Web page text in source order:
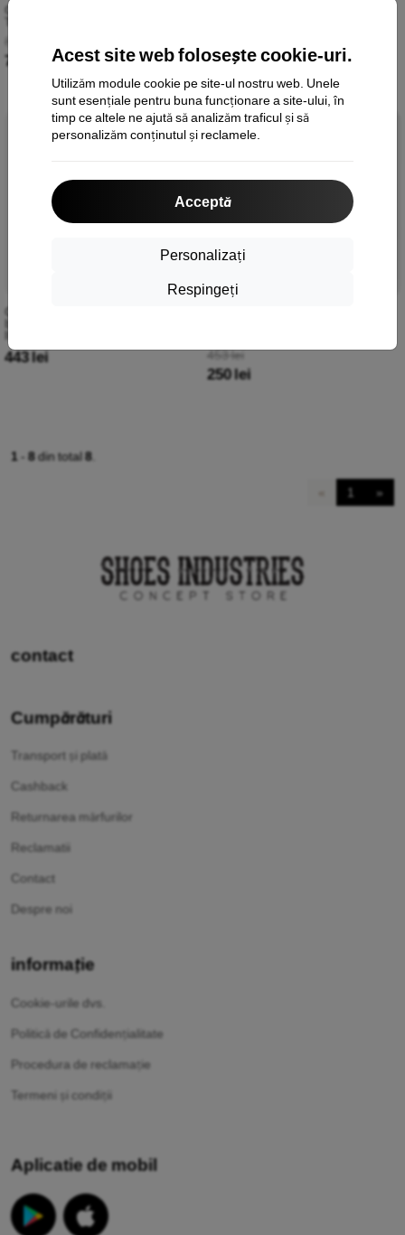
Acest site web folosește cookie-uri.
Utilizăm module cookie pe site-ul nostru web. Unele
sunt esențiale pentru buna funcționare a site-ului, în
timp ce altele ne ajută să analizăm traficul și să
personalizăm conținutul și reclamele.
Acceptă
Personalizați
Respingeți
On Running Weather Pantaloni
864 lei
778 lei
Carhartt WIP pantaloni trening
bărbați Chase gri melanj / auriu
443 lei
-45%
453 lei
250 lei
1 - 8din total8
1 »
contact
Cumpărături
Transport și plată
Cashback
Returnarea mărfurilor
Reclamatii
Contact
Despre noi
informație
Cookie-urile dvs.
Politică de Confidențialitate
Procedura de reclamație
Termeni și condiții
Aplicatie de mobil